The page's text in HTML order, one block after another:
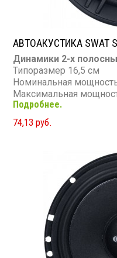
АВТОАКУСТИКА SWAT
Динамики 2-х
Типоразмер 16,5 см
Номинальная
Максимальная
Диапазон частот: 80 -
Чувствительность: 88 дБ
Сопротивление: 4 Ом
Подробнее.
74,13 руб.